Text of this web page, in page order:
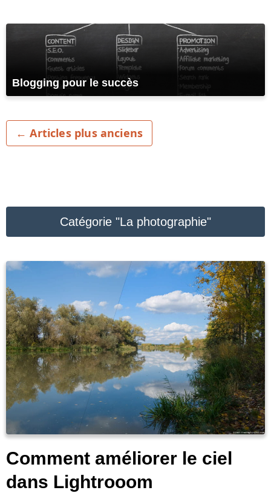
Blogging pour le succès
← Articles plus anciens
Catégorie "La photographie"
Comment améliorer le ciel
dans Lightrooom